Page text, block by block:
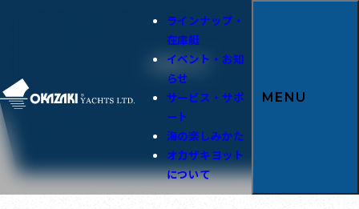
ラインナップ・
在庫艇
イベント・お知
らせ
サービス・サポ
ート
海の楽しみかた
オカザキヨット
について
MENU
お知らせ